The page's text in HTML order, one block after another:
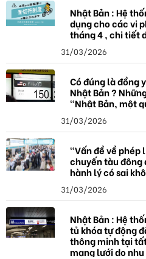
Nhật Bản : Hệ
dụng cho các vi
tháng 4 , chi tiết
31/03/2026
Có đúng là đồng
Nhật Bản ?
"Nhật Bản, một
31/03/2026
"Vấn đề về phép
chuyến tàu
hành lý có sai
31/03/2026
Nhật Bản : Hệ
tủ khóa tự động
thông minh tại
mạng lưới do